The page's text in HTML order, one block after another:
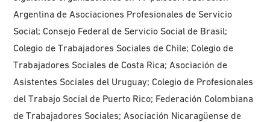
Argentina de Asociaciones Profesionales de Servicio
Social; Consejo Federal de Servicio Social de Brasil;
Colegio de Trabajadores Sociales de Chile; Colegio de
Trabajadores Sociales de Costa Rica; Asociación de
Asistentes Sociales del Uruguay; Colegio de Profesionales
del Trabajo Social de Puerto Rico; Federación Colombiana
de Trabajadores Sociales; Asociación Nicaragüense de